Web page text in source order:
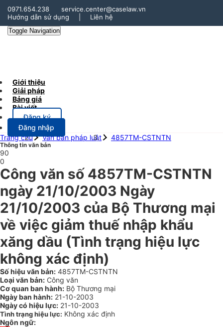
0971.654.238
service.center@caselaw.vn
Hướng dẫn sử dụng
Liên hệ
Toggle Navigation
Giới thiệu
Giải pháp
Bảng giá
Bài viết
Đăng ký
Đăng nhập
Trang chủ
Văn bản pháp luật 4857TM-CSTNTN
Thông tin văn bản
90
0
Công văn số 4857TM-CSTNTN
ngày 21/10/2003 Ngày
21/10/2003 của Bộ Thương mại
về việc giảm thuế nhập khẩu
xăng dầu (Tình trạng hiệu lực
không xác định)
Số hiệu văn bản: 4857TM-CSTNTN
Loại văn bản: Công văn
Cơ quan ban hành: Bộ Thương mại
Ngày ban hành: 21-10-2003
Ngày có hiệu lực: 21-10-2003
Tình trạng hiệu lực: Không xác định
Ngôn ngữ: